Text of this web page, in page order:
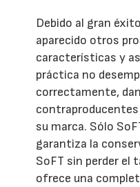
Debido al gran
aparecido otros
características y
práctica no
correctamente,
contraproducentes
su marca. Sólo
garantiza la
SoFT sin perder el
ofrece una